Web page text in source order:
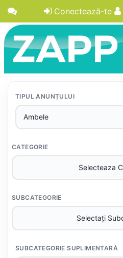
Conectează-te
TIPUL ANUNȚULUI
CATEGORIE
SUBCATEGORIE
SUBCATEGORIE SUPLIMENTARĂ